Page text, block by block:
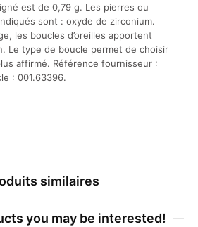
est de 0,79 g. Les pierres ou
sont : oxyde de zirconium.
les boucles d’oreilles apportent
Le type de boucle permet de choisir
affirmé. Référence fournisseur :
: 001.63396.
similaires
you may be interested!